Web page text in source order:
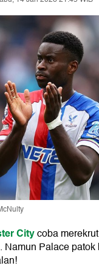
Citycoba merekrut
Palace patok